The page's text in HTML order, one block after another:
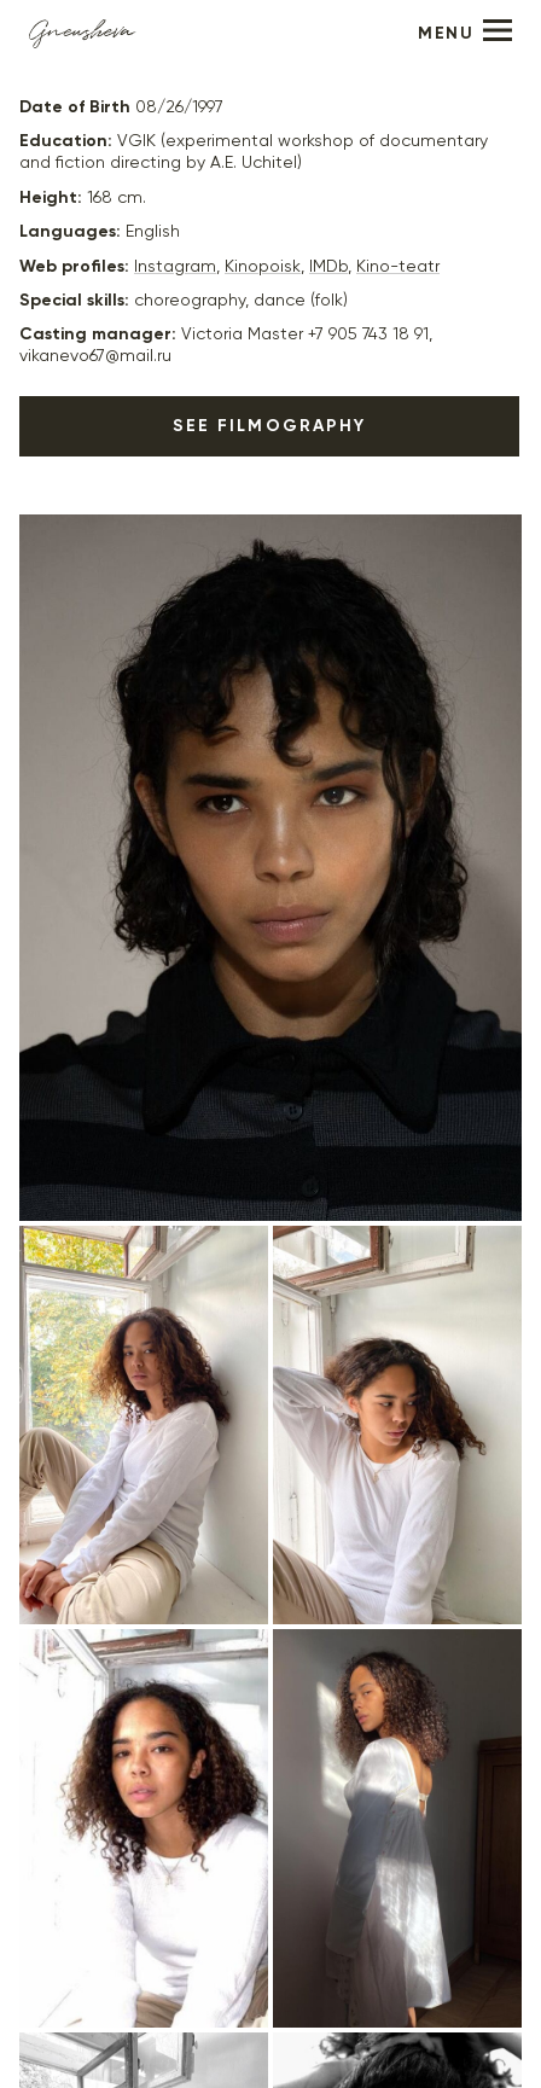
MENU
Renata Jalo
Date of Birth 08/26/1997
Education: VGIK (experimental workshop of documentary
and fiction directing by A.E. Uchitel)
Height: 168 cm.
Languages: English
Web profiles: Instagram Kinopoisk IMDb Kino-teatr
Special skills: choreography, dance (folk)
Casting manager: Victoria Master +7 905 743 18 91,
vikanevo67@mail.ru
SEE FILMOGRAPHY
"Номинация" - Анна, реж. Надежда Михалкова
"Моя большая тайна" - Крис, реж. Никита Грамматиков
"It's a match! | It's a match!" (короткометражный) - реж.
Александр Кошелев